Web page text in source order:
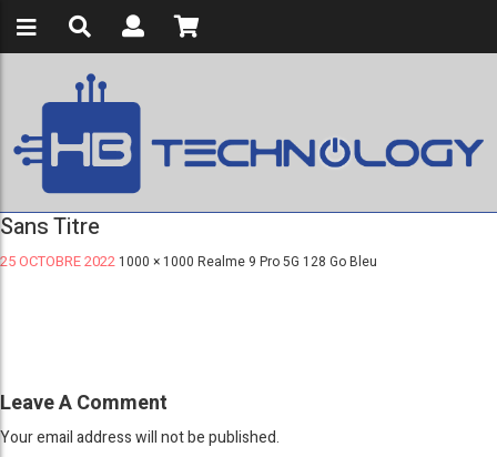
Sans Titre
25 OCTOBRE 2022 1000 × 1000 Realme 9 Pro 5G 128 Go Bleu
Leave A Comment
Your email address will not be published.